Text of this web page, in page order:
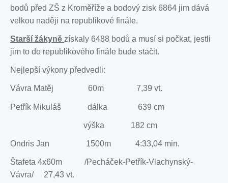
bodů před ZŠ z Kroměříže a bodový zisk 6864 jim dává
velkou naději na republikové finále.
Starší žákyně získaly 6488 bodů a musí si počkat, jestli
jim to do republikového finále bude stačit.
Nejlepší výkony předvedli:
Vávra Matěj 60m 7,39 vt.
Petřík Mikuláš dálka 639 cm
výška 182 cm
Ondris Jan 1500m 4:33,04 min.
Štafeta 4x60m /Pecháček-Petřík-Vlachynský-
Vávra/ 27,43 vt.